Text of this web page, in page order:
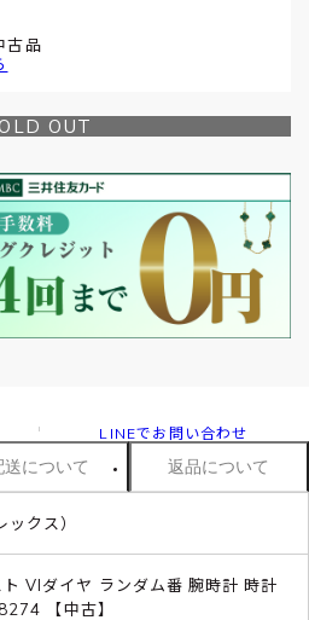
古品
OUT
LINEでお問い合わせ
送について 返品について
ックス）
ト VIダイヤ ランダム番 腕時計 時計
【中古】